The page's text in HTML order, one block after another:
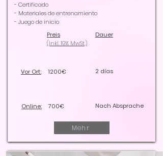
- Certificado
- Materiales de entrenamiento
- Juego de inicio
Preis
(Inkl. 19% MwSt.)
Dauer
Vor Ort: 1200€ 2 días
Online: 700€ Nach Absprache
Mehr